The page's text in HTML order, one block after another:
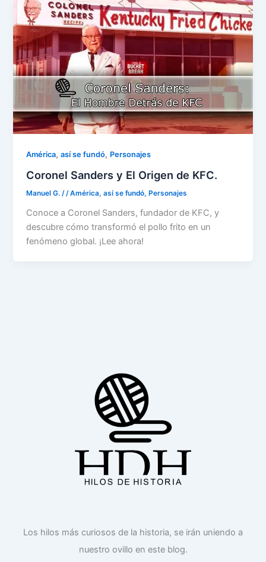
América,así se fundó, Personajes
Coronel Sanders y El Origen de KFC.
Manuel G.//América,así se fundó, Personajes
Conoce a Coronel Sanders, fundador de KFC, y
descubre cómo transformó el pollo frito en un
fenómeno global. ¡Lee ahora!
Los hilos más curiosos de la historia, se irán uniendo a
nuestro ovillo en este blog.